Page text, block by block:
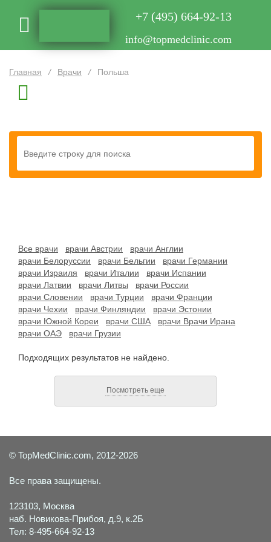
+7 (495) 664-92-13
info@topmedclinic.com
Главная / Врачи / Польша
Все врачи врачи Австрии
врачи Англии
врачи Белоруссии
врачи Бельгии
врачи Германии
врачи Израиля
врачи Италии
врачи Испании
врачи Латвии
врачи Литвы
врачи России
врачи Словении
врачи Турции
врачи Франции
врачи Чехии
врачи Финляндии
врачи Эстонии
врачи Южной Кореи
врачи США
врачи Врачи Ирана
врачи ОАЭ
врачи Грузии
Подходящих результатов не найдено.
Посмотреть еще
© TopMedClinic.com, 2012-2026
Все права защищены.
123103, Москва
наб. Новикова-Прибоя, д.9, к.2Б
Тел: 8-495-664-92-13